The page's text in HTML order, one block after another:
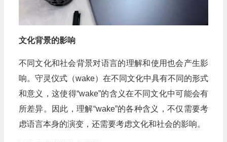
文化背景的影响
不同文化和社会背景对语言的理解和使用也会产生影
响。守灵仪式（wake）在不同文化中具有不同的形式
和意义，这使得“wake”的含义在不同文化中可能会有
所差异。因此，理解“wake”的各种含义，不仅需要考
虑语言本身的演变，还需要考虑文化和社会的影响。